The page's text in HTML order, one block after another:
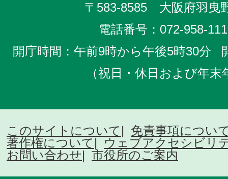
〒583-8585 大阪府羽曳
電話番号： 072-958-
開庁時間：午前9時から午後5時30分
（祝日・休日および年
このサイトについて
免責事項につい
著作権について
ウェブアクセシビリ
お問い合わせ
市役所のご案内